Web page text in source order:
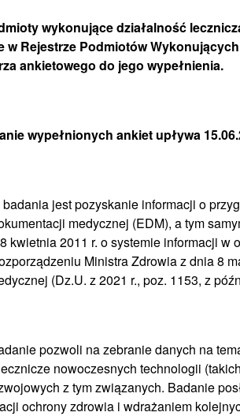
wykonujące działalność
w Rejestrze Podmiotów
ankietowego do jego wypełnienia.
wypełnionych ankiet upływa
badania jest pozyskanie informacji o
medycznej (EDM), a tym
kwietnia 2011 r. o systemie informacji w
Ministra Zdrowia z dnia 8
(Dz.U. z 2021 r., poz. 1153, z
pozwoli na zebranie danych na
nowoczesnych technologii
z tym związanych. Badanie
ochrony zdrowia i wdrażaniem